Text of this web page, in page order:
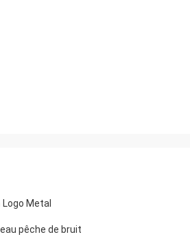
Metal
pêche de bruit